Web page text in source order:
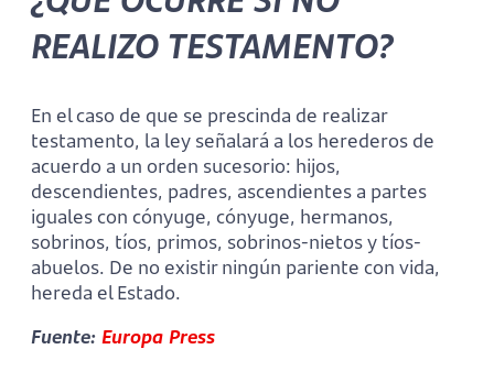
REALIZO TESTAMENTO?
En el caso de que se prescinda de realizar
testamento, la ley señalará a los herederos de
acuerdo a un orden sucesorio: hijos,
descendientes, padres, ascendientes a partes
iguales con cónyuge, cónyuge, hermanos,
sobrinos, tíos, primos, sobrinos-nietos y tíos-
abuelos. De no existir ningún pariente con vida,
hereda el Estado.
Fuente: Europa Press